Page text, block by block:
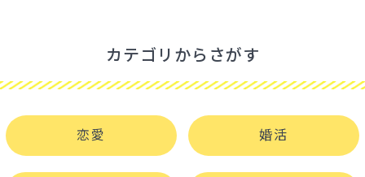
カテゴリからさがす
恋愛 婚活